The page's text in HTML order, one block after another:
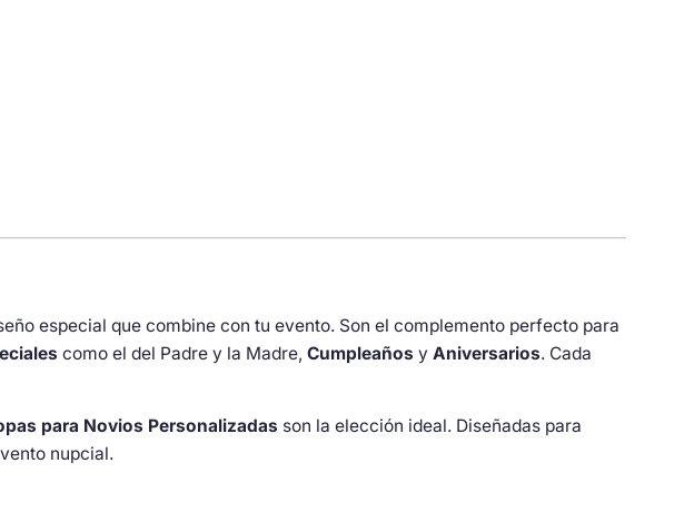
especial que combine con tu evento. Son el complemento perfecto para
como el del Padre y la Madre, Cumpleaños y Aniversarios. Cada
para Novios Personalizadas son la elección ideal. Diseñadas para
nupcial.